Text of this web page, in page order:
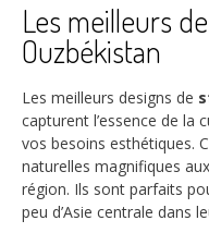
Les meilleurs
Ouzbékistan
Les meilleurs designs de
capturent l’essence de la
vos besoins esthétiques.
naturelles magnifiques
région. Ils sont parfaits
peu d’Asie centrale dans